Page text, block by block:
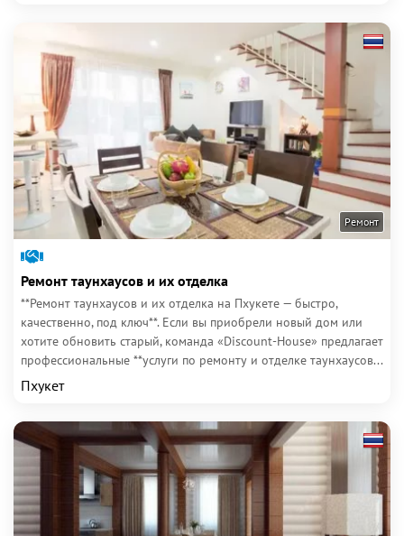
Ремонт
Ремонт таунхаусов и их отделка
**Ремонт таунхаусов и их отделка на Пхукете — быстро,
качественно, под ключ**. Если вы приобрели новый дом или
хотите обновить старый, команда «Discount-House» предлагает
профессиональные **услуги по ремонту и отделке таунхаусов...
Пхукет